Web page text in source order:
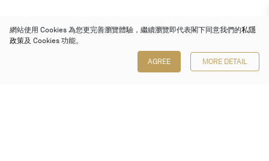
網站使用 Cookies 為您更完善瀏覽體驗，繼續瀏覽即代表閣下同意我們的私隱
政策及 Cookies 功能。
AGREE MORE DETAIL